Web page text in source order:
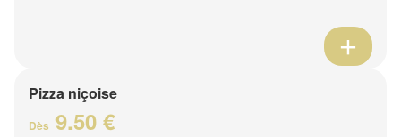
Pizza niçoise
Dès 9.50 €